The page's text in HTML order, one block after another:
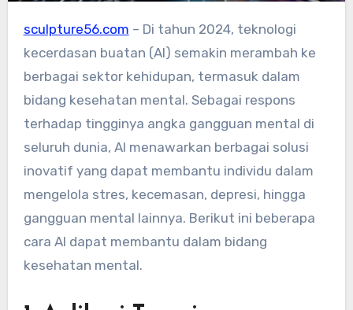
sculpture56.com – Di tahun 2024, teknologi
kecerdasan buatan (AI) semakin merambah ke
berbagai sektor kehidupan, termasuk dalam
bidang kesehatan mental. Sebagai respons
terhadap tingginya angka gangguan mental di
seluruh dunia, AI menawarkan berbagai solusi
inovatif yang dapat membantu individu dalam
mengelola stres, kecemasan, depresi, hingga
gangguan mental lainnya. Berikut ini beberapa
cara AI dapat membantu dalam bidang
kesehatan mental.